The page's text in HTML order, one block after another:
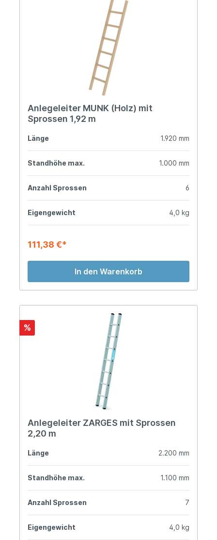
Anlegeleiter MUNK (Holz) mit
Sprossen 1,92 m
Länge 1.920 mm
Standhöhe max. 1.000 mm
Anzahl Sprossen 6
Eigengewicht 4,0 kg
111,38 €*
In den Warenkorb
%
Anlegeleiter ZARGES mit Sprossen
2,20 m
Länge 2.200 mm
Standhöhe max. 1.100 mm
Anzahl Sprossen 7
Eigengewicht 4,0 kg